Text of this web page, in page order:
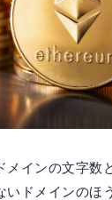
メインの文字数
いドメインのほ